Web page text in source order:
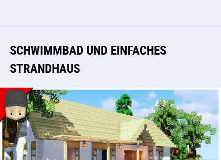
SCHWIMMBAD UND EINFACHES
STRANDHAUS